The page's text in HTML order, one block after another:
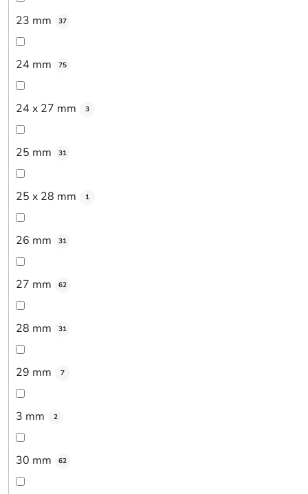
23 mm 37
24 mm 75
24 x 27 mm 3
25 mm 31
25 x 28 mm 1
26 mm 31
27 mm 62
28 mm 31
29 mm 7
3 mm 2
30 mm 62